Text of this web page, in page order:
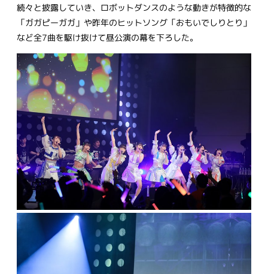
続々と披露していき、ロボットダンスのような動きが特徴的な
「ガガピーガガ」や昨年のヒットソング「おもいでしりとり」
など全7曲を駆け抜けて昼公演の幕を下ろした。